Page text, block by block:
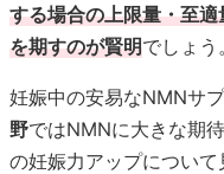
する場合の上限量・至
を期すのが賢明でしょう。
妊娠中の安易なNMNサ
野ではNMNに大きな期
の妊娠力アップについて